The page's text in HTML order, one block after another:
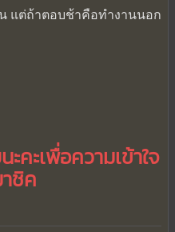
แต่ถ้าตอบช้าคือทำงานนอก
คะเพื่อความเข้าใจ
ชิค